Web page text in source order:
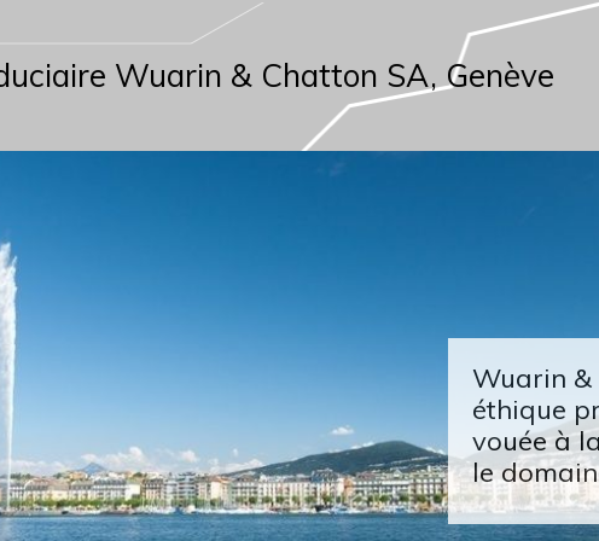
Wuarin & Chatton SA, Genève
Wuarin &
éthique
vouée à
le